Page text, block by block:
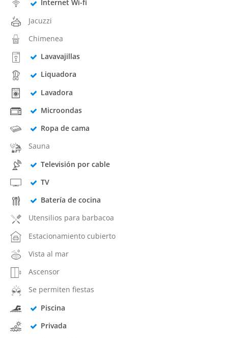
Internet Wi-fi
Jacuzzi
Chimenea
Lavavajillas
Liquadora
Lavadora
Microondas
Ropa de cama
Sauna
Televisión por cable
TV
Batería de cocina
Utensilios para barbacoa
Estacionamiento cubierto
Vista al mar
Ascensor
Se permiten fiestas
Piscina
Privada